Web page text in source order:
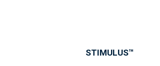
STIMULUS™